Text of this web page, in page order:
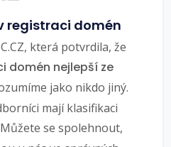
registraci domén
která potvrdila, že
domén nejlepší ze
jako nikdo jiný.
mají klasifikaci
se spolehnout,